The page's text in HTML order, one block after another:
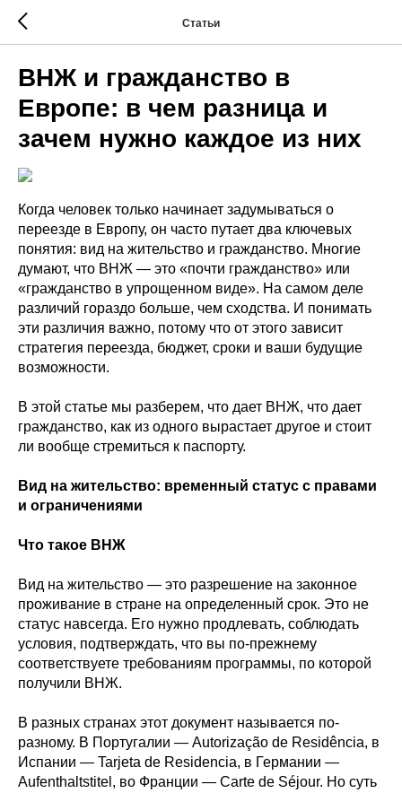
Статьи
ВНЖ и гражданство в
Европе: в чем разница и
зачем нужно каждое из них
Когда человек только начинает задумываться о
переезде в Европу, он часто путает два ключевых
понятия: вид на жительство и гражданство. Многие
думают, что ВНЖ — это «почти гражданство» или
«гражданство в упрощенном виде». На самом деле
различий гораздо больше, чем сходства. И понимать
эти различия важно, потому что от этого зависит
стратегия переезда, бюджет, сроки и ваши будущие
возможности.
В этой статье мы разберем, что дает ВНЖ, что дает
гражданство, как из одного вырастает другое и стоит
ли вообще стремиться к паспорту.
Вид на жительство: временный статус с правами
и ограничениями
Что такое ВНЖ
Вид на жительство — это разрешение на законное
проживание в стране на определенный срок. Это не
статус навсегда. Его нужно продлевать, соблюдать
условия, подтверждать, что вы по-прежнему
соответствуете требованиям программы, по которой
получили ВНЖ.
В разных странах этот документ называется по-
разному. В Португалии — Autorização de Residência, в
Испании — Tarjeta de Residencia, в Германии —
Aufenthaltstitel, во Франции — Carte de Séjour. Но суть